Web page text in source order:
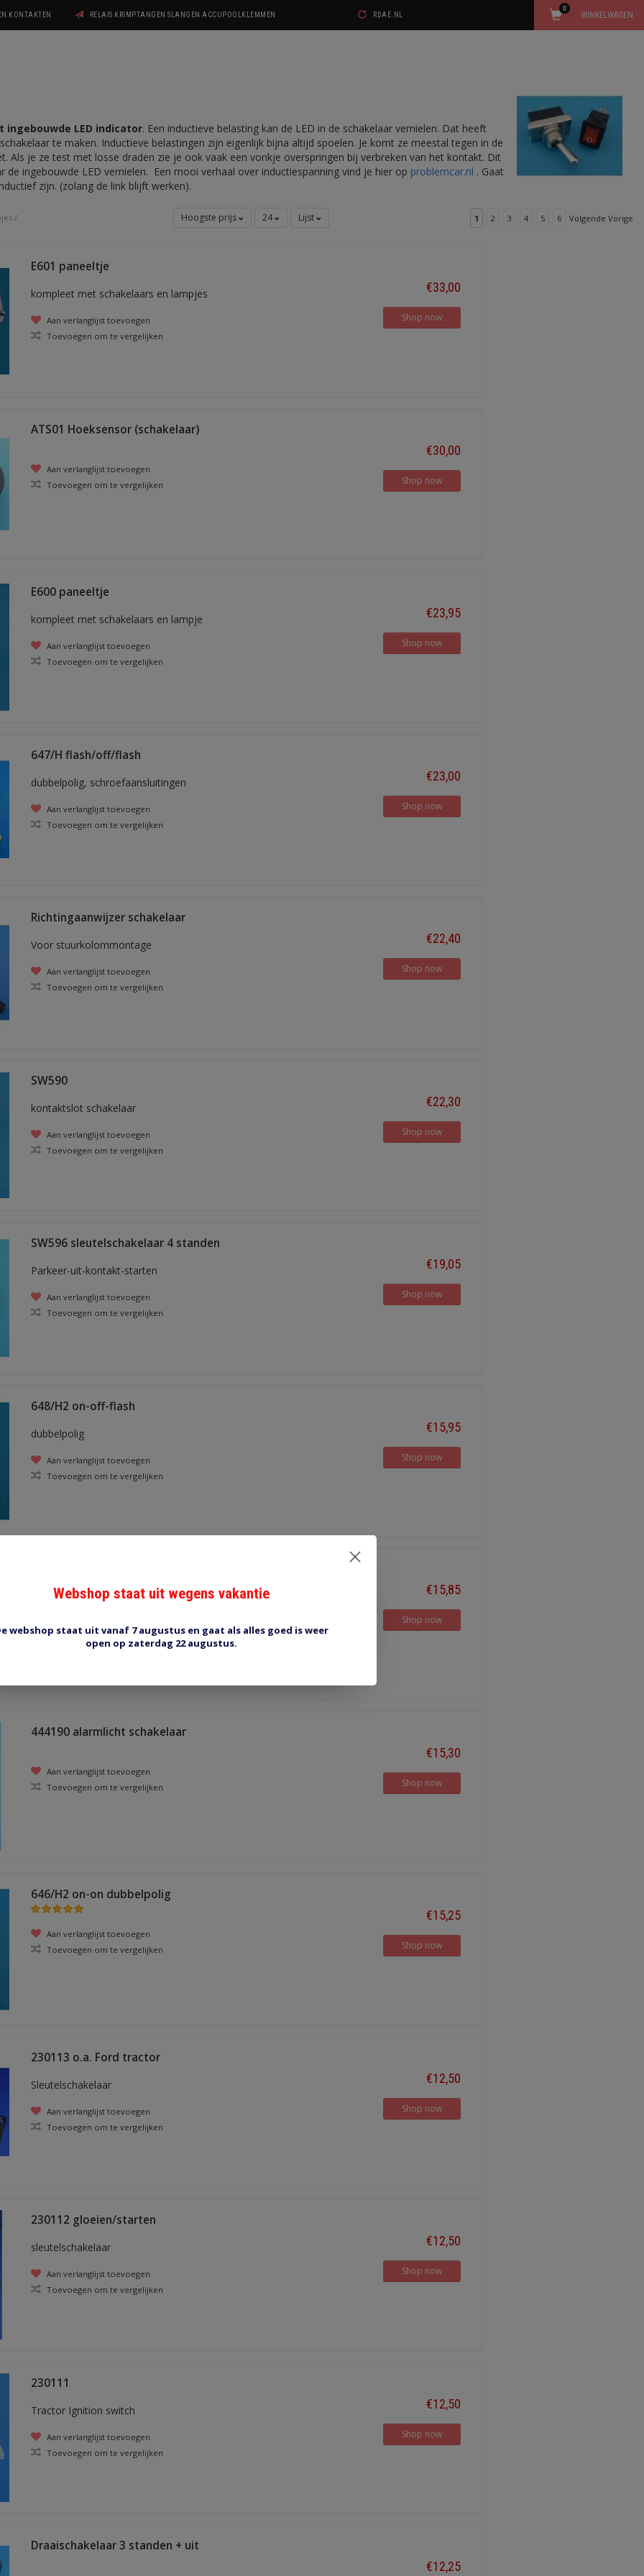
KONTAKTEN RELAIS KRIMPTANGEN SLANGEN ACCUPOOLKLEMMEN RDAE.NL WINKELWAGEN
0
LED indicator. Een inductieve belasting kan de LED in de schakelaar vernielen. Dat heeft
te maken. Inductieve belastingen zijn eigenlijk bijna altijd spoelen. Je komt ze meestal tegen in de
Als je ze test met losse draden zie je ook vaak een vonkje overspringen bij verbreken van het kontakt. Dit
de ingebouwde LED vernielen. Een mooi verhaal over inductiespanning vind je hier op problemcar.nl . Gaat
zijn. (zolang de link blijft werken).
/ Hoogste prijs 24 Lijst 1 2 3 4 5 6 Volgende Vorige
E601 paneeltje
kompleet met schakelaars en lampjes
Aan verlanglijst toevoegen
Toevoegen om te vergelijken
€33,00
Shop now
ATS01 Hoeksensor (schakelaar)
Aan verlanglijst toevoegen
Toevoegen om te vergelijken
€30,00
Shop now
E600 paneeltje
kompleet met schakelaars en lampje
Aan verlanglijst toevoegen
Toevoegen om te vergelijken
€23,95
Shop now
647/H flash/off/flash
dubbelpolig, schroefaansluitingen
Aan verlanglijst toevoegen
Toevoegen om te vergelijken
€23,00
Shop now
Richtingaanwijzer schakelaar
Voor stuurkolommontage
Aan verlanglijst toevoegen
Toevoegen om te vergelijken
€22,40
Shop now
SW590
kontaktslot schakelaar
Aan verlanglijst toevoegen
Toevoegen om te vergelijken
€22,30
Shop now
SW596 sleutelschakelaar 4 standen
Parkeer-uit-kontakt-starten
Aan verlanglijst toevoegen
Toevoegen om te vergelijken
€19,05
Shop now
648/H2 on-off-flash
dubbelpolig
Aan verlanglijst toevoegen
Toevoegen om te vergelijken
€15,95
Shop now
schroef aansluitingen
Toevoegen om te vergelijken
€15,85
Shop now
444190 alarmlicht schakelaar
Aan verlanglijst toevoegen
Toevoegen om te vergelijken
€15,30
Shop now
646/H2 on-on dubbelpolig
Aan verlanglijst toevoegen
Toevoegen om te vergelijken
€15,25
Shop now
230113 o.a. Ford tractor
Sleutelschakelaar
Aan verlanglijst toevoegen
Toevoegen om te vergelijken
€12,50
Shop now
230112 gloeien/starten
sleutelschakelaar
Aan verlanglijst toevoegen
Toevoegen om te vergelijken
€12,50
Shop now
230111
Tractor Ignition switch
Aan verlanglijst toevoegen
Toevoegen om te vergelijken
€12,50
Shop now
Draaischakelaar 3 standen + uit
€12,25
Webshop staat uit wegens vakantie
webshop staat uit vanaf 7 augustus en gaat als alles goed is weer
open op zaterdag 22 augustus.